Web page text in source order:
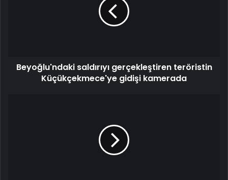
Beyoğlu'ndaki saldırıyı gerçekleştiren teröristin
Küçükçekmece'ye gidişi kamerada